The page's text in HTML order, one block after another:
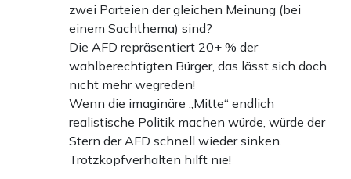
zwei Parteien der gleichen Meinung (bei
einem Sachthema) sind?
Die AFD repräsentiert 20+ % der
wahlberechtigten Bürger, das lässt sich doch
nicht mehr wegreden!
Wenn die imaginäre „Mitte“ endlich
realistische Politik machen würde, würde der
Stern der AFD schnell wieder sinken.
Trotzkopfverhalten hilft nie!